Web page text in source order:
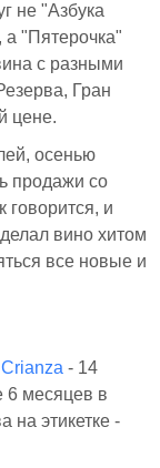
не "Азбука
"Пятерочка"
с разными
Гран
цене.
осенью
продажи со
говорится, и
вино хитом
все новые и
- 14
6 месяцев в
на этикетке -